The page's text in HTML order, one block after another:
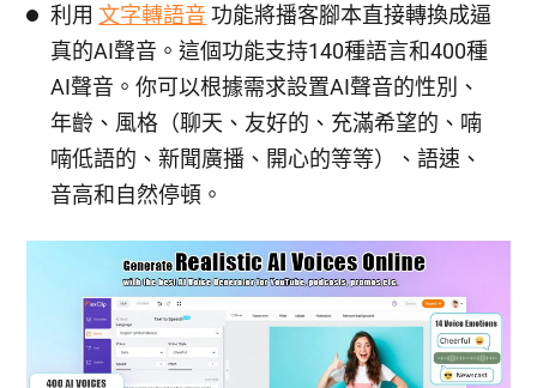
利用 文字轉語音 功能將播客腳本直接轉換成逼
真的AI聲音。這個功能支持140種語言和400種
AI聲音。你可以根據需求設置AI聲音的性別、
年齡、風格（聊天、友好的、充滿希望的、喃
喃低語的、新聞廣播、開心的等等）、語速、
音高和自然停頓。